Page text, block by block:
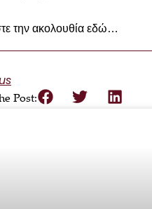
την ακολουθίαεδώ…
Post: